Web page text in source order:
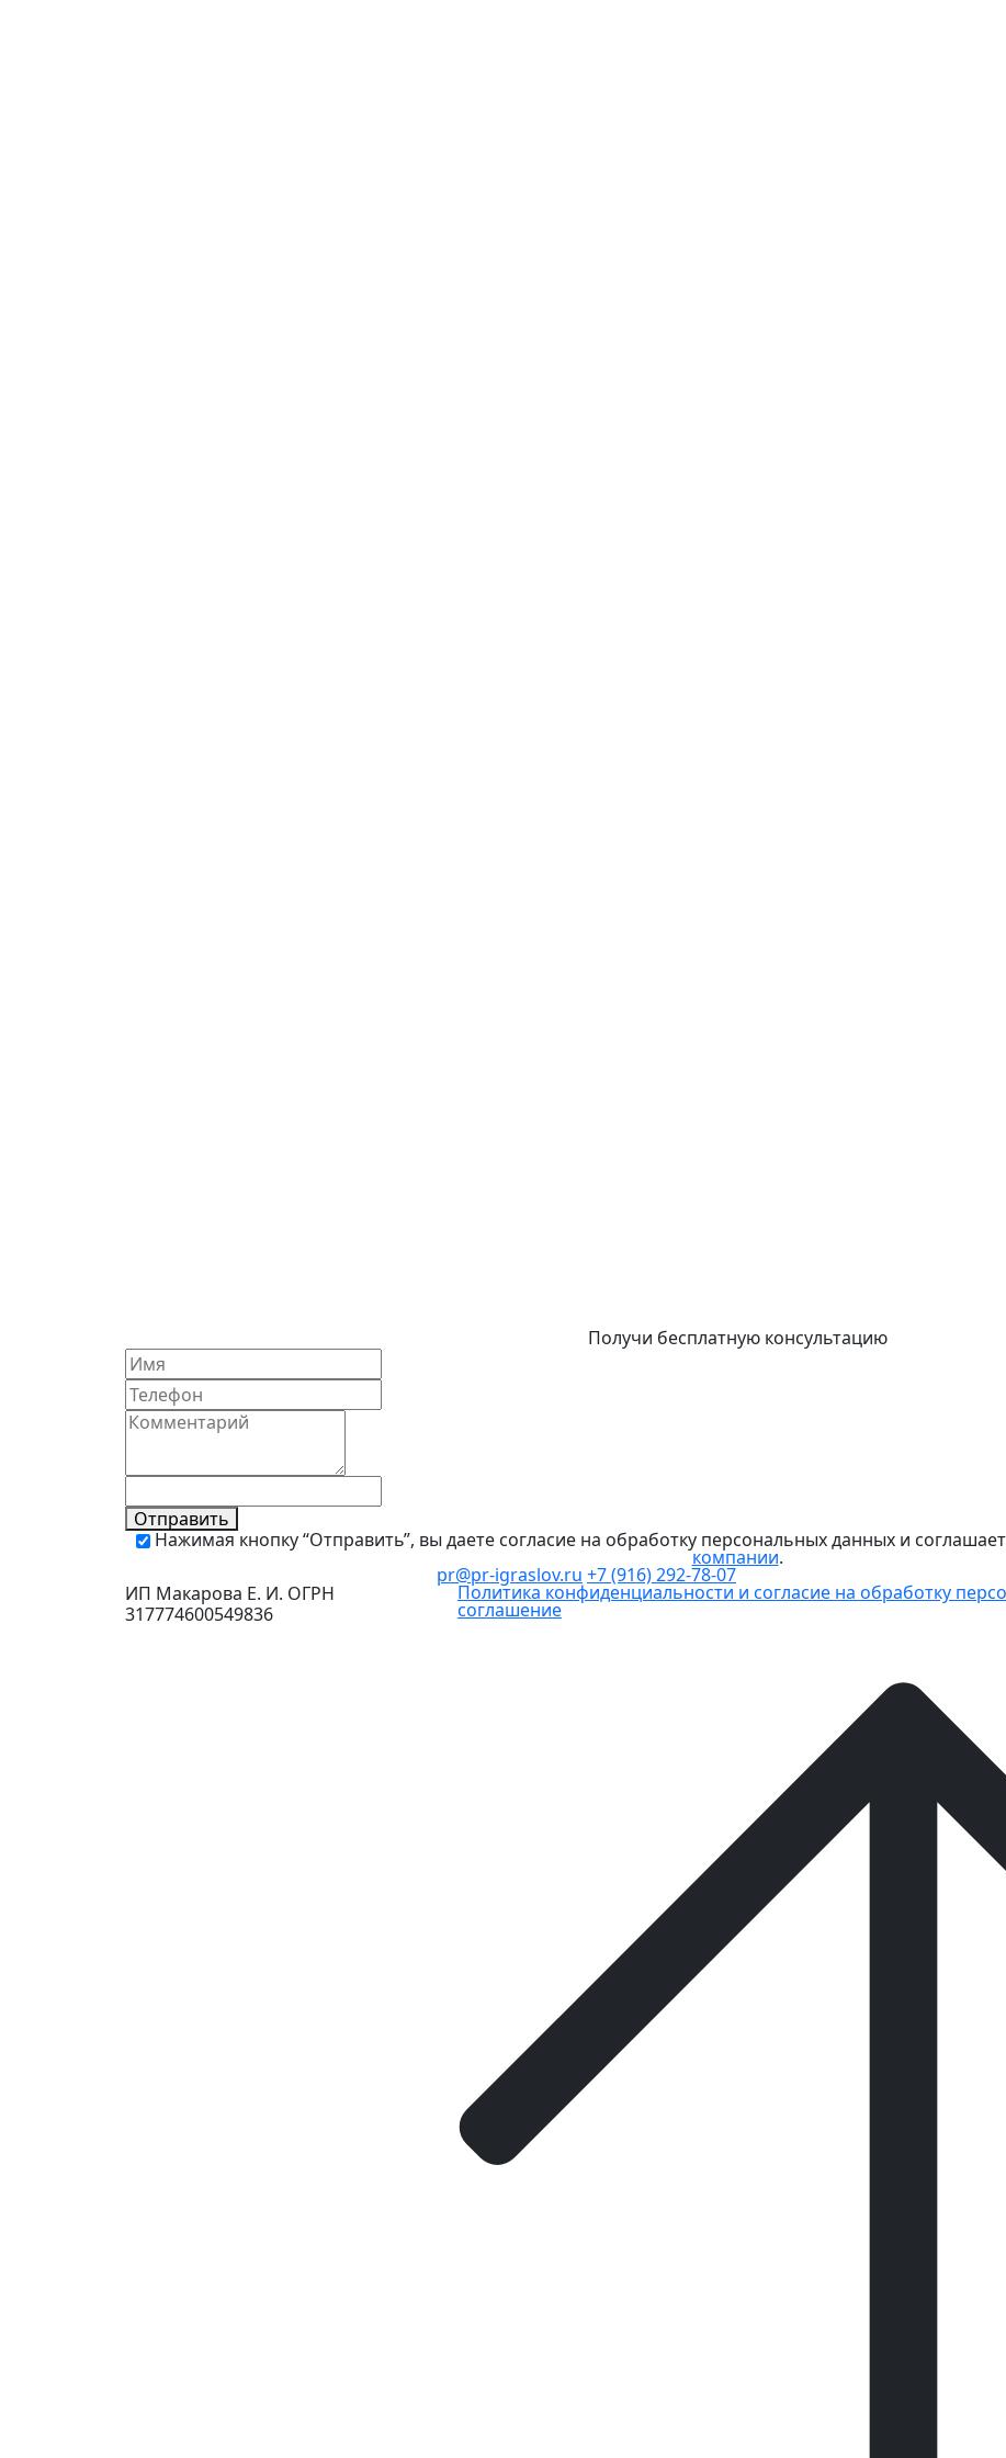
Получи бесплатную консультацию
Отправить
Нажимая кнопку “Отправить”, вы даете согласие на обработку персональных данных и
компании.
pr@pr-igraslov.ru +7 (916) 292-78-07
ИП Макарова Е. И. ОГРН
317774600549836
Политика конфиденциальности и согласие на обработку
соглашение